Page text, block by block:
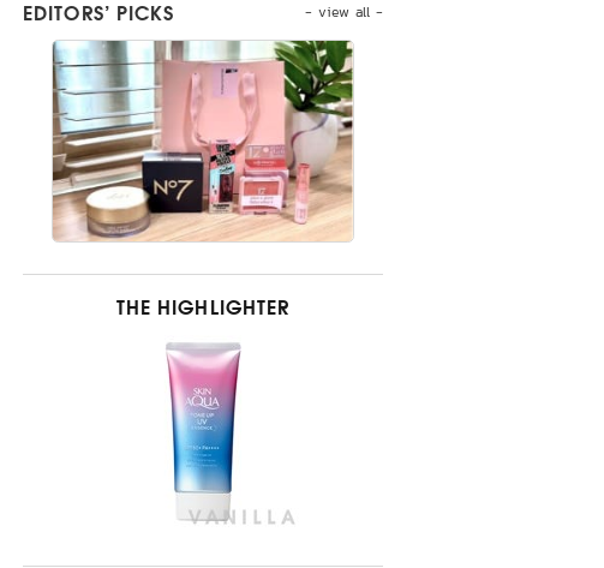
- view all -
EDITORS’ PICKS
THE HIGHLIGHTER